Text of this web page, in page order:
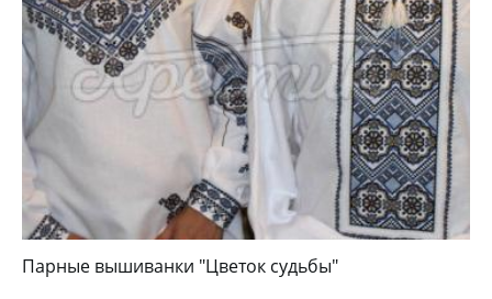
Парные вышиванки "Цветок судьбы"